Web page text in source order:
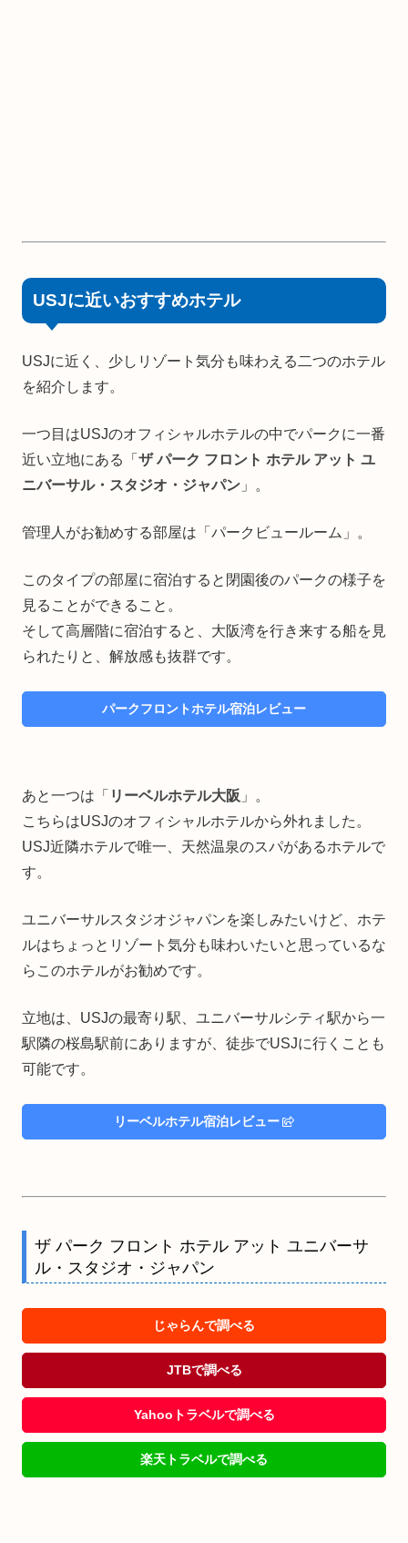
USJに近いおすすめホテル
USJに近く、少しリゾート気分も味わえる二つのホテル
を紹介します。
一つ目はUSJのオフィシャルホテルの中でパークに一番
近い立地にある「 ザ パーク フロント ホテル アット ユ
ニバーサル・スタジオ・ジャパン 」。
管理人がお勧めする部屋は「パークビュールーム」。
このタイプの部屋に宿泊すると閉園後のパークの様子を
見ることができること。
そして高層階に宿泊すると、大阪湾を行き来する船を見
られたりと、解放感も抜群です。
パークフロントホテル宿泊レビュー
あと一つは「 リーベルホテル大阪 」。
こちらはUSJのオフィシャルホテルから外れました。
USJ近隣ホテルで唯一、天然温泉のスパがあるホテルで
す。
ユニバーサルスタジオジャパンを楽しみたいけど、ホテ
ルはちょっとリゾート気分も味わいたいと思っているな
らこのホテルがお勧めです。
立地は、USJの最寄り駅、ユニバーサルシティ駅から一
駅隣の桜島駅前にありますが、徒歩でUSJに行くことも
可能です。
リーベルホテル宿泊レビュー
ザ パーク フロント ホテル アット ユニバーサ
ル・スタジオ・ジャパン
じゃらんで調べる
JTBで調べる
Yahooトラベルで調べる
楽天トラベルで調べる